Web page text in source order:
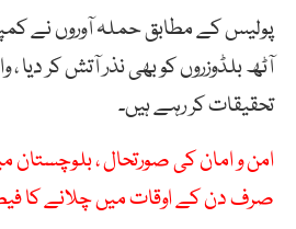
پولیس کے مطابق حملہ آوروں نے
آٹھ بلڈوزروں کو بھی نذر آتش کر دیا
تحقیقات کر رہے ہیں۔
امن و امان کی صورتحال ، بلوچستان
صرف دن کے اوقات میں چلانے کا